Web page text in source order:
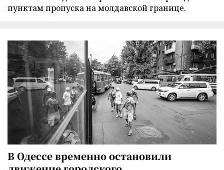
пунктам пропуска на молдавской границе.
В Одессе временно остановили